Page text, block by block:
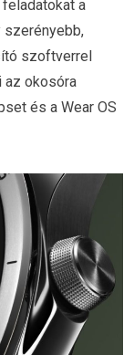
a
szerényebb,
szoftverrel
az okosóra
és a Wear OS